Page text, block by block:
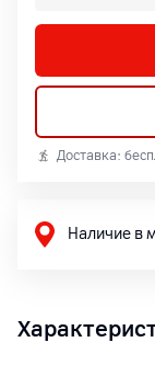
Доставка:
Наличие в